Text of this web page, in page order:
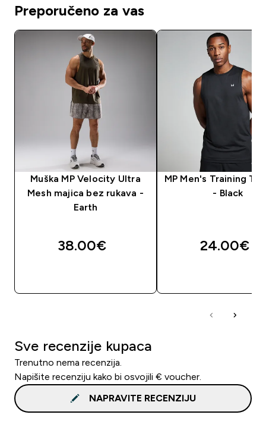
Preporučeno za vas
Muška MP Velocity Ultra
Mesh majica bez rukava -
Earth
38.00€‎
MP Men's Training
- Black
24.00€‎
Sve recenzije kupaca
Trenutno nema recenzija.
Napišite recenziju kako bi osvojili € voucher.
NAPRAVITE RECENZIJU